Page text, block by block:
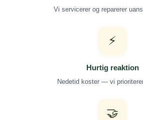
Vi servicerer og reparerer
⚡
Hurtig reaktion
Nedetid koster — vi
🤝